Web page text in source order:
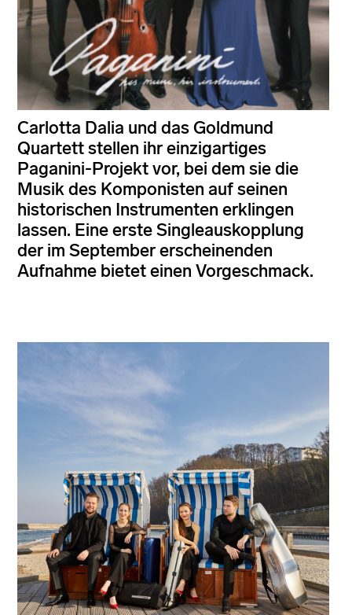
Carlotta Dalia und das Goldmund
Quartett stellen ihr einzigartiges
Paganini-Projekt vor, bei dem sie die
Musik des Komponisten auf seinen
historischen Instrumenten erklingen
lassen. Eine erste Singleauskopplung
der im September erscheinenden
Aufnahme bietet einen Vorgeschmack.